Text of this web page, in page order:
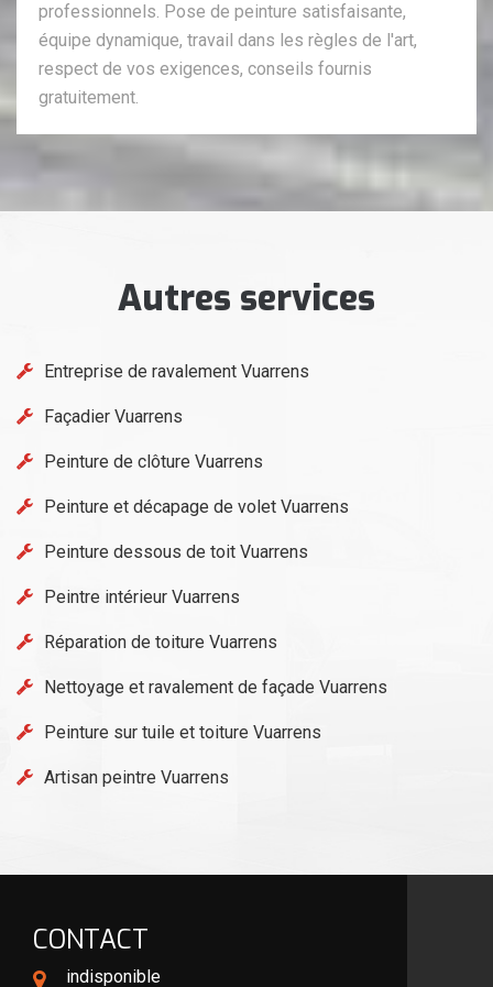
professionnels. Pose de peinture satisfaisante,
équipe dynamique, travail dans les règles de l'art,
respect de vos exigences, conseils fournis
gratuitement.
Autres services
Entreprise de ravalement Vuarrens
Façadier Vuarrens
Peinture de clôture Vuarrens
Peinture et décapage de volet Vuarrens
Peinture dessous de toit Vuarrens
Peintre intérieur Vuarrens
Réparation de toiture Vuarrens
Nettoyage et ravalement de façade Vuarrens
Peinture sur tuile et toiture Vuarrens
Artisan peintre Vuarrens
CONTACT
indisponible